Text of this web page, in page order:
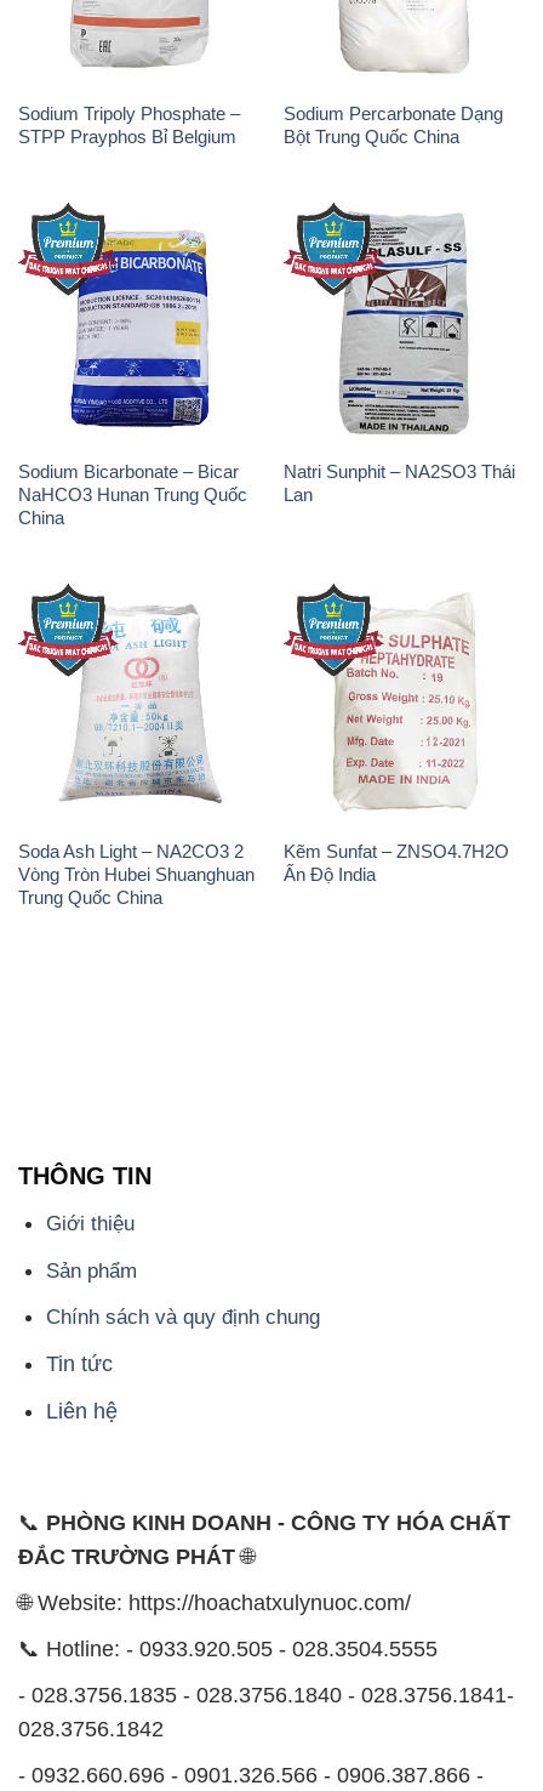
Sodium Bicarbonate – Bicar
NaHCO3 Hunan Trung Quốc
Natri Sunphit – NA2SO3 Thái
Soda Ash Light – NA2CO3 2
Vòng Tròn Hubei Shuanghuan
Trung Quốc China
Kẽm Sunfat – ZNSO4.7H2O
Ấn Độ India
Chính sách và quy định chung
Tin tức
Liên hệ
📞
PHÒNG KINH DOANH - CÔNG TY HÓA CHẤT
ĐẮC TRƯỜNG PHÁT
- 028.3756.1835 - 028.3756.1840 - 028.3756.1841-
0902.765.866
📧 Email: hoachat@dactruongphat.vn
ĐỊA CHỈ